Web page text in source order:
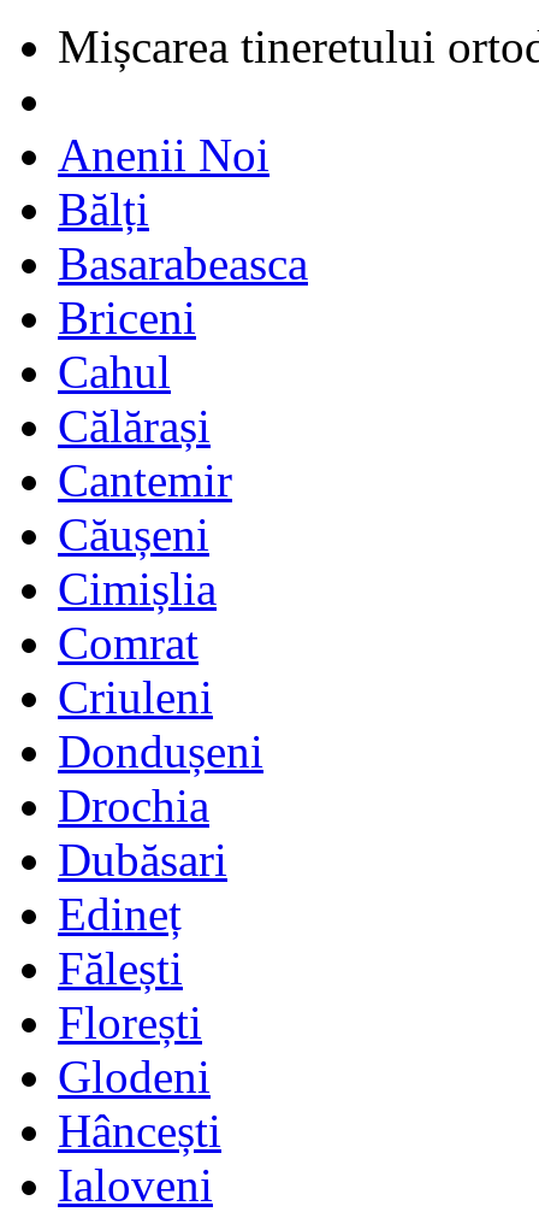
Mișcarea tineretului
Anenii Noi
Bălți
Basarabeasca
Briceni
Cahul
Călărași
Cantemir
Căușeni
Cimișlia
Comrat
Criuleni
Dondușeni
Drochia
Dubăsari
Edineț
Fălești
Florești
Glodeni
Hâncești
Ialoveni